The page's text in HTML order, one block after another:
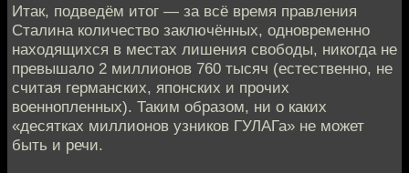
Итак, подведём итог — за всё время правления
Сталина количество заключённых, одновременно
находящихся в местах лишения свободы, никогда не
превышало 2 миллионов 760 тысяч (естественно, не
считая германских, японских и прочих
военнопленных). Таким образом, ни о каких
«десятках миллионов узников ГУЛАГа» не может
быть и речи.